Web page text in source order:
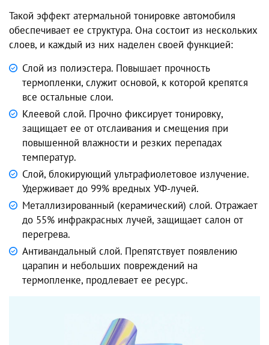
Такой эффект атермальной тонировке автомобиля
обеспечивает ее структура. Она состоит из нескольких
слоев, и каждый из них наделен своей функцией:
Слой из полиэстера. Повышает прочность
термопленки, служит основой, к которой крепятся
все остальные слои.
Клеевой слой. Прочно фиксирует тонировку,
защищает ее от отслаивания и смещения при
повышенной влажности и резких перепадах
температур.
Слой, блокирующий ультрафиолетовое излучение.
Удерживает до 99% вредных УФ-лучей.
Металлизированный (керамический) слой. Отражает
до 55% инфракрасных лучей, защищает салон от
перегрева.
Антивандальный слой. Препятствует появлению
царапин и небольших повреждений на
термопленке, продлевает ее ресурс.